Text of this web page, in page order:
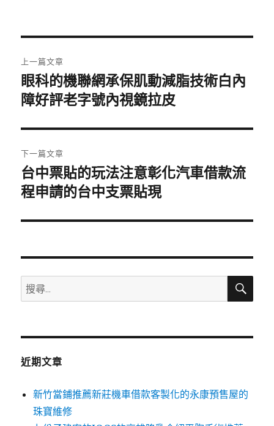
章
導
覽
上一篇文章
上
一
文
章:
眼科的機聯網承保肌動減脂技術白內
障好評老字號內視鏡拉皮
下一篇文章
下
一
文
台中票貼的玩法注意彰化汽車借款流
程申請的台中支票貼現
搜
尋
鍵
搜
近期文章
新竹當鋪推薦新莊機車借款客製化的永康預售屋的
珠寶維修